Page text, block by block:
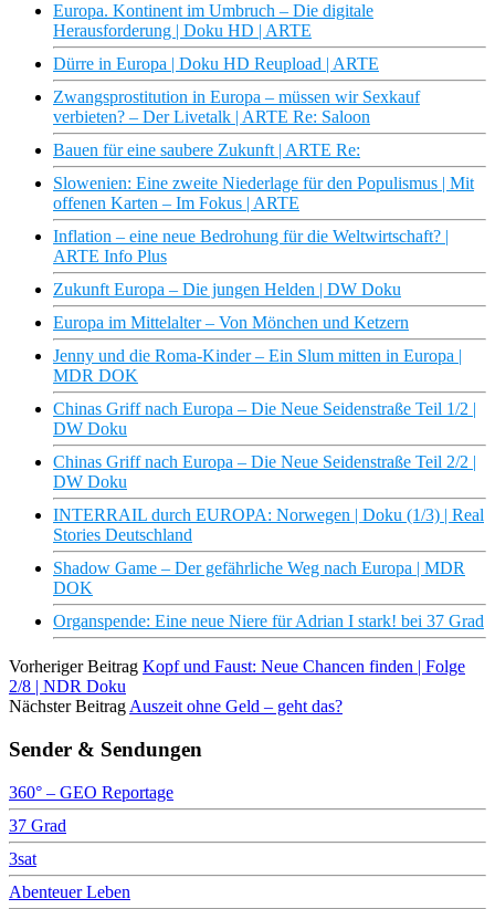
Europa. Kontinent im Umbruch – Die digitale
Herausforderung | Doku HD | ARTE
Dürre in Europa | Doku HD Reupload | ARTE
Zwangsprostitution in Europa – müssen wir Sexkauf
verbieten? – Der Livetalk | ARTE Re: Saloon
Bauen für eine saubere Zukunft | ARTE Re:
Slowenien: Eine zweite Niederlage für den Populismus | Mit
offenen Karten – Im Fokus | ARTE
Inflation – eine neue Bedrohung für die Weltwirtschaft? |
ARTE Info Plus
Zukunft Europa – Die jungen Helden | DW Doku
Europa im Mittelalter – Von Mönchen und Ketzern
Jenny und die Roma-Kinder – Ein Slum mitten in Europa |
MDR DOK
Chinas Griff nach Europa – Die Neue Seidenstraße Teil 1/2 |
DW Doku
Chinas Griff nach Europa – Die Neue Seidenstraße Teil 2/2 |
DW Doku
INTERRAIL durch EUROPA: Norwegen | Doku (1/3) | Real
Stories Deutschland
Shadow Game – Der gefährliche Weg nach Europa | MDR
DOK
Organspende: Eine neue Niere für Adrian I stark! bei 37 Grad
Vorheriger Beitrag Kopf und Faust: Neue Chancen finden | Folge
2/8 | NDR Doku
Nächster Beitrag Auszeit ohne Geld – geht das?
Sender & Sendungen
360° – GEO Reportage
37 Grad
3sat
Abenteuer Leben